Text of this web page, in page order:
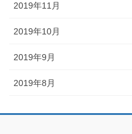
2019年11月
2019年10月
2019年9月
2019年8月